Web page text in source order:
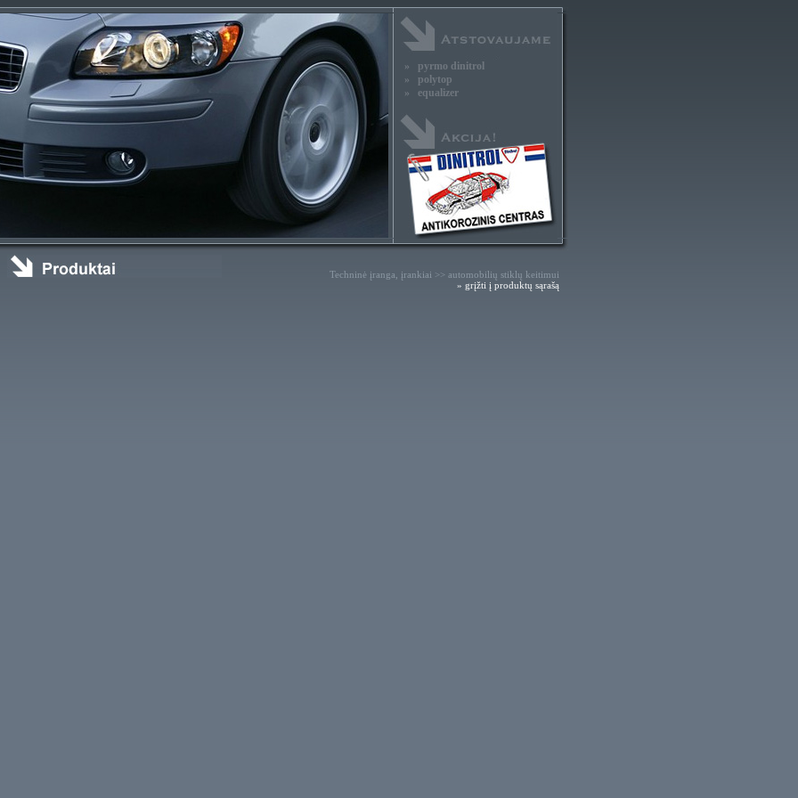
» pyrmo dinitrol
» polytop
» equalizer
Techninė įranga, įrankiai >> automobilių stiklų keitimui
» grįžti į produktų sąrašą